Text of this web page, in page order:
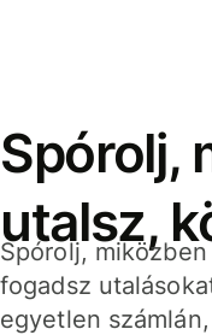
Spórolj,
utalsz,
Spórolj,
fogadsz
egyetlen